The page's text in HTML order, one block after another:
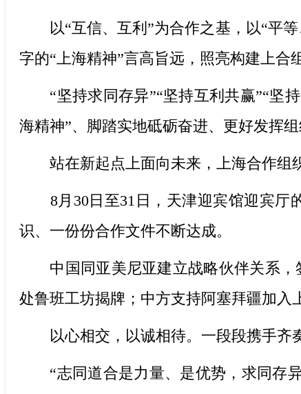
以“互信、互利”为合作之基，以“平等
字的“上海精神”言高旨远，照亮构建上合
“坚持求同存异”“坚持互利共赢”“坚持
海精神”、脚踏实地砥砺奋进、更好发挥组
站在新起点上面向未来，上海合作组织
8月30日至31日，天津迎宾馆迎宾厅
识、一份份合作文件不断达成。
中国同亚美尼亚建立战略伙伴关系，
处鲁班工坊揭牌；中方支持阿塞拜疆加
以心相交，以诚相待。一段段携手齐
“志同道合是力量、是优势，求同存异